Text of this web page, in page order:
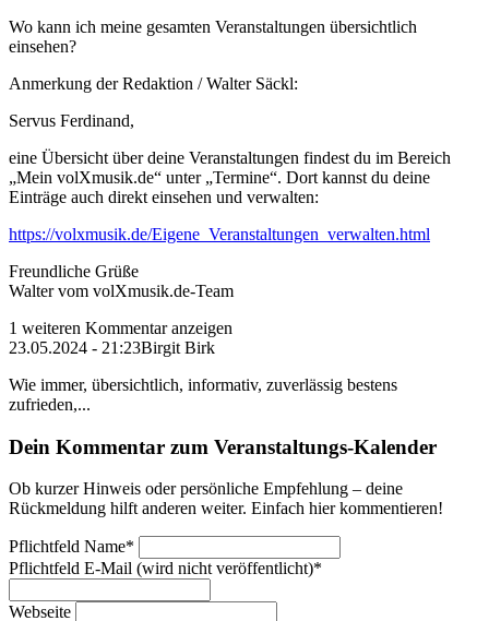
Wo kann ich meine gesamten Veranstaltungen übersichtlich
einsehen?
Anmerkung der Redaktion /Walter Säckl:
Servus Ferdinand,
eine Übersicht über deine Veranstaltungen findest du im Bereich
„Mein volXmusik.de“ unter „Termine“. Dort kannst du deine
Einträge auch direkt einsehen und verwalten:
https://volxmusik.de/Eigene_Veranstaltungen_verwalten.html
Freundliche Grüße
Walter vom volXmusik.de-Team
1 weiteren Kommentar anzeigen
23.05.2024 - 21:23Birgit Birk
Wie immer, übersichtlich, informativ, zuverlässig bestens
zufrieden,...
Dein Kommentar zum Veranstaltungs-Kalender
Ob kurzer Hinweis oder persönliche Empfehlung – deine
Rückmeldung hilft anderen weiter. Einfach hier kommentieren!
Pflichtfeld Name*
Pflichtfeld E-Mail (wird nicht veröffentlicht)*
Webseite